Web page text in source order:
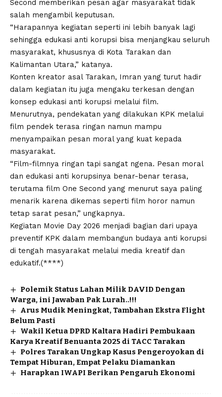
Second memberikan pesan agar masyarakat tidak
salah mengambil keputusan.
“Harapannya kegiatan seperti ini lebih banyak lagi
sehingga edukasi anti korupsi bisa menjangkau seluruh
masyarakat, khususnya di Kota Tarakan dan
Kalimantan Utara,” katanya.
Konten kreator asal Tarakan, Imran yang turut hadir
dalam kegiatan itu juga mengaku terkesan dengan
konsep edukasi anti korupsi melalui film.
Menurutnya, pendekatan yang dilakukan KPK melalui
film pendek terasa ringan namun mampu
menyampaikan pesan moral yang kuat kepada
masyarakat.
“Film-filmnya ringan tapi sangat ngena. Pesan moral
dan edukasi anti korupsinya benar-benar terasa,
terutama film One Second yang menurut saya paling
menarik karena dikemas seperti film horor namun
tetap sarat pesan,” ungkapnya.
Kegiatan Movie Day 2026 menjadi bagian dari upaya
preventif KPK dalam membangun budaya anti korupsi
di tengah masyarakat melalui media kreatif dan
edukatif.(****)
Polemik Status Lahan Milik DAVID Dengan
Warga, ini Jawaban Pak Lurah..!!!
Arus Mudik Meningkat, Tambahan Ekstra Flight
Belum Pasti
Wakil Ketua DPRD Kaltara Hadiri Pembukaan
Karya Kreatif Benuanta 2025 di TACC Tarakan
Polres Tarakan Ungkap Kasus Pengeroyokan di
Tempat Hiburan, Empat Pelaku Diamankan
Harapkan IWAPI Berikan Pengaruh Ekonomi